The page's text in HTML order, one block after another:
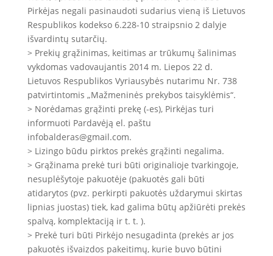
Pirkėjas negali pasinaudoti sudarius vieną iš Lietuvos
Respublikos kodekso 6.228-10 straipsnio 2 dalyje
išvardintų sutarčių.
> Prekių grąžinimas, keitimas ar trūkumų šalinimas
vykdomas vadovaujantis 2014 m. Liepos 22 d.
Lietuvos Respublikos Vyriausybės nutarimu Nr. 738
patvirtintomis „Mažmeninės prekybos taisyklėmis“.
> Norėdamas grąžinti prekę (-es), Pirkėjas turi
informuoti Pardavėją el. paštu
infobalderas@gmail.com.
> Lizingo būdu pirktos prekės grąžinti negalima.
> Grąžinama prekė turi būti originalioje tvarkingoje,
nesuplėšytoje pakuotėje (pakuotės gali būti
atidarytos (pvz. perkirpti pakuotės uždarymui skirtas
lipnias juostas) tiek, kad galima būtų apžiūrėti prekės
spalvą, komplektaciją ir t. t. ).
> Prekė turi būti Pirkėjo nesugadinta (prekės ar jos
pakuotės išvaizdos pakeitimų, kurie buvo būtini